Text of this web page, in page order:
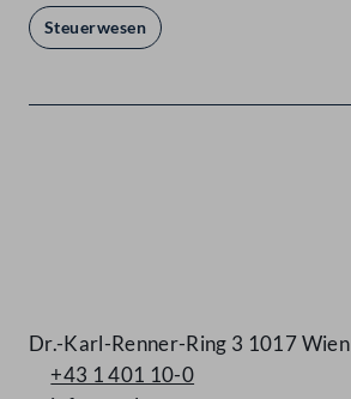
Steuerwesen
Dr.-Karl-Renner-Ring 3 1017 Wien
+43 1 401 10-0